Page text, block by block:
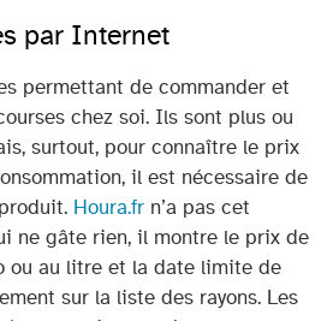
par Internet
permettant de commander et
chez soi. Ils sont plus ou
surtout, pour connaître le prix
il est nécessaire de
Houra.fr n’a pas cet
ne gâte rien, il montre le prix de
ou au litre et la date limite de
sur la liste des rayons. Les